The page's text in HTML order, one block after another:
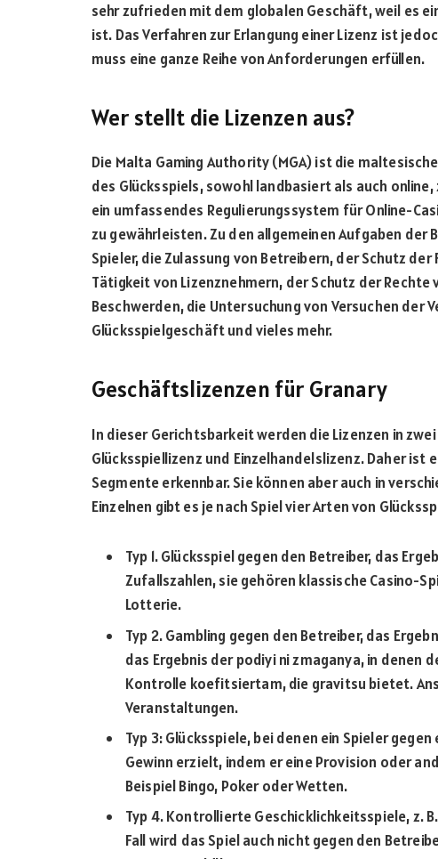
sehr zufrieden mit dem globalen Geschäft, weil es
ist. Das Verfahren zur Erlangung einer Lizenz ist
muss eine ganze Reihe von Anforderungen erfüllen.
Wer stellt die Lizenzen aus?
Die Malta Gaming Authority (MGA) ist die
des Glücksspiels, sowohl landbasiert als auch
ein umfassendes Regulierungssystem für Online-
zu gewährleisten. Zu den allgemeinen Aufgaben
Spieler, die Zulassung von Betreibern, der Schutz
Tätigkeit von Lizenznehmern, der Schutz der Rechte
Beschwerden, die Untersuchung von Versuchen der
Glücksspielgeschäft und vieles mehr.
Geschäftslizenzen für Granary
In dieser Gerichtsbarkeit werden die Lizenzen in
Glücksspiellizenz und Einzelhandelslizenz. Daher ist
Segmente erkennbar. Sie können aber auch in
Einzelnen gibt es je nach Spiel vier Arten von
Typ 1. Glücksspiel gegen den Betreiber, das
Zufallszahlen, sie gehören klassische Casino-
Lotterie.
Typ 2. Gambling gegen den Betreiber, das
das Ergebnis der podiyi ni zmaganya, in denen
Kontrolle koefitsiertam, die gravitsu bietet.
Veranstaltungen.
Typ 3: Glücksspiele, bei denen ein Spieler
Gewinn erzielt, indem er eine Provision oder
Beispiel Bingo, Poker oder Wetten.
Typ 4. Kontrollierte Geschicklichkeitsspiele, z.
Fall wird das Spiel auch nicht gegen den